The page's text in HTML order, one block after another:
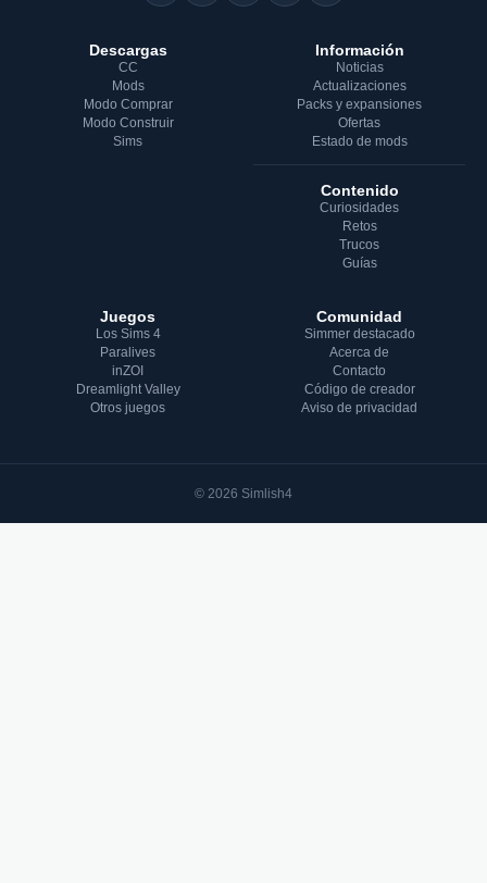
Descargas
CC
Mods
Modo Comprar
Modo Construir
Sims
Información
Noticias
Actualizaciones
Packs y expansiones
Ofertas
Estado de mods
Contenido
Curiosidades
Retos
Trucos
Guías
Juegos
Los Sims 4
Paralives
inZOI
Dreamlight Valley
Otros juegos
Comunidad
Simmer destacado
Acerca de
Contacto
Código de creador
Aviso de privacidad
© 2026 Simlish4